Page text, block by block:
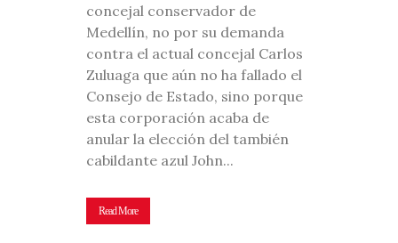
concejal conservador de
Medellín, no por su demanda
contra el actual concejal Carlos
Zuluaga que aún no ha fallado el
Consejo de Estado, sino porque
esta corporación acaba de
anular la elección del también
cabildante azul John...
Read More